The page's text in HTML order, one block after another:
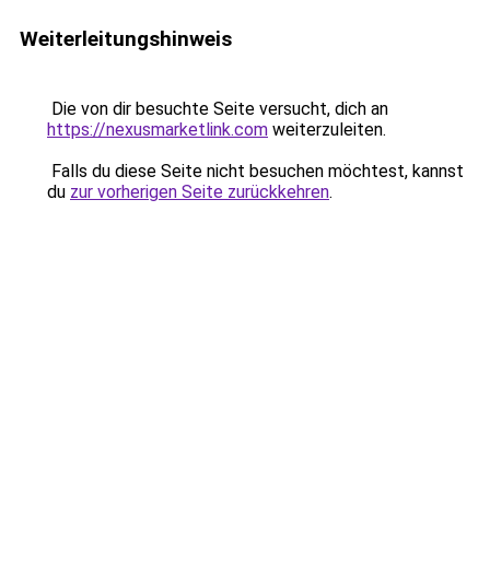
Weiterleitungshinweis
Die von dir besuchte Seite versucht, dich an
https://nexusmarketlink.com weiterzuleiten.
Falls du diese Seite nicht besuchen möchtest, kannst
du zur vorherigen Seite zurückkehren.